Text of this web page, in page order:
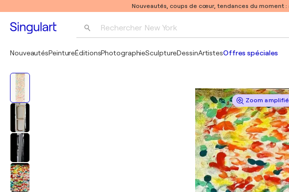
Nouveautés, coups de cœur, tendances du moment :
Rechercher New York
NouveautésPeintureÉditionsPhotographieSculptureDessinArtistesOffres spéciales
Zoom